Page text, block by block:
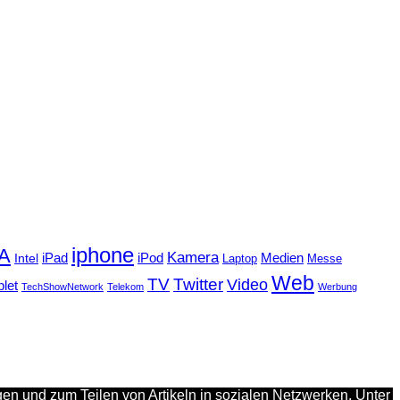
Intel iPad iphone iPod Kamera Laptop Medien Messe
TechShowNetwork Telekom TVTwitter Video Web Werbung
und zum Teilen von Artikeln in sozialen Netzwerken. Unter